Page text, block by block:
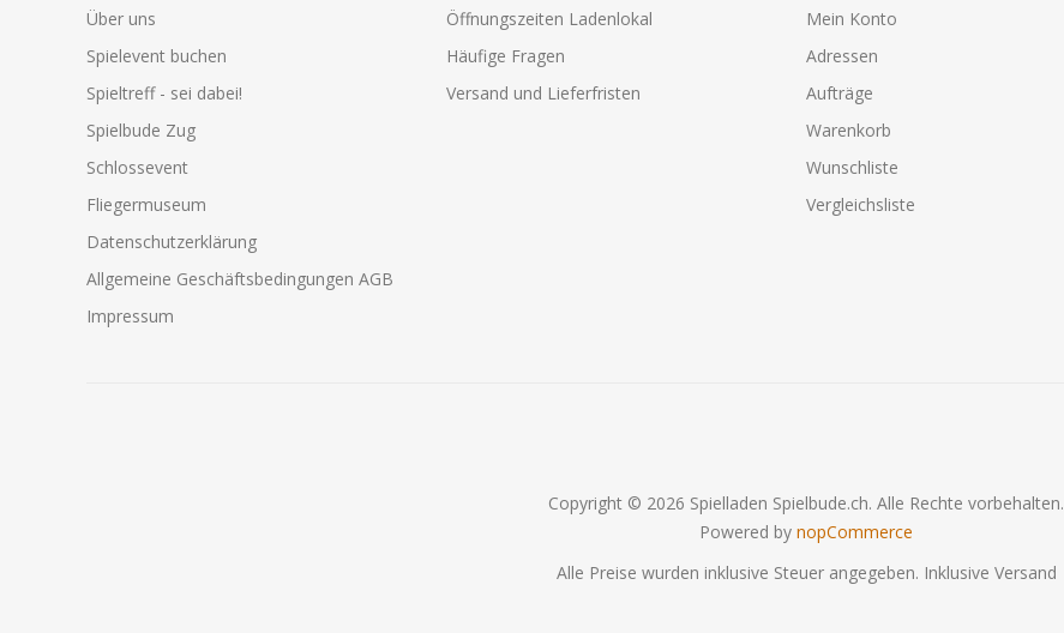
Über uns
Spielevent buchen
Spieltreff - sei dabei!
Spielbude Zug
Schlossevent
Fliegermuseum
Datenschutzerklärung
Allgemeine Geschäftsbedingungen AGB
Impressum
Öffnungszeiten Ladenlokal
Häufige Fragen
Versand und Lieferfristen
Mein Konto
Adressen
Aufträge
Warenkorb
Wunschliste
Vergleichsliste
Copyright © 2026 Spielladen Spielbude.ch. Alle Rechte vorbehalten.
Powered by nopCommerce
Alle Preise wurden inklusive Steuer angegeben. Inklusive Versand